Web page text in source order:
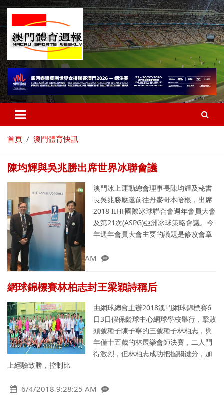
首頁 澳門體育快訊
陳均輝與吳兆勝出席世界冰聯會議
澳門冰上運動總會理事長陳均輝及秘書
長吳兆勝應邀前往丹麥哥本哈根，出席
2018 IIHF國際冰球聯合會週年會員大會
及第21次(ASPG)亞洲冰球策略會議。今
年週年會員大會主要的議題是修改會章
6/6/2018 9:36:49 AM
網球錦標賽林柏志封王梁穎詩稱后
由網球總會主辦2018澳門網球錦標賽6
日3日假保齡球中心網球學校舉行，擊敗
頭號種子陳子寧的三號種子林柏志，與
年僅十五歲的林展樂會師決賽，二人鬥
得激烈，但林柏志成功把握關鍵分，加
上經驗致勝，控制比
6/4/2018 9:28:25 AM